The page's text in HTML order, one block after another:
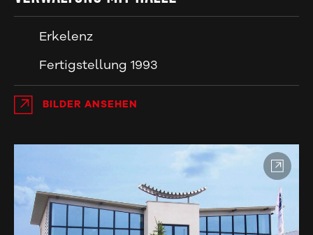
Erkelenz
Fertigstellung 1993
BILDER ANSEHEN